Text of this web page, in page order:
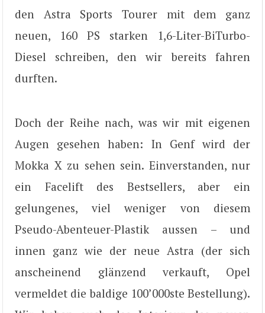
den Astra Sports Tourer mit dem ganz
neuen, 160 PS starken 1,6-Liter-BiTurbo-
Diesel schreiben, den wir bereits fahren
durften.
Doch der Reihe nach, was wir mit eigenen
Augen gesehen haben: In Genf wird der
Mokka X zu sehen sein. Einverstanden, nur
ein Facelift des Bestsellers, aber ein
gelungenes, viel weniger von diesem
Pseudo-Abenteuer-Plastik aussen – und
innen ganz wie der neue Astra (der sich
anscheinend glänzend verkauft, Opel
vermeldet die baldige 100’000ste Bestellung).